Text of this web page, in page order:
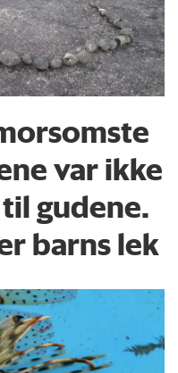
var ikke
gudene.
barns lek